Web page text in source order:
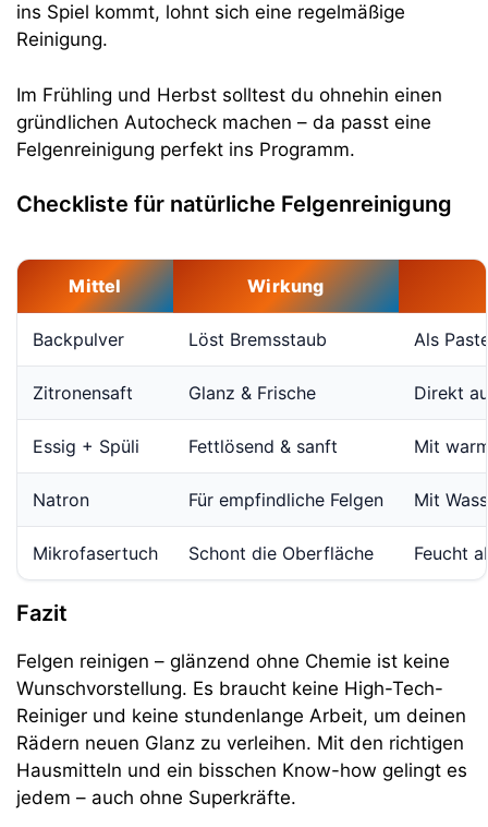
ins Spiel kommt, lohnt sich eine regelmäßige
Reinigung.
Im Frühling und Herbst solltest du ohnehin einen
gründlichen Autocheck machen – da passt eine
Felgenreinigung perfekt ins Programm.
Checkliste für natürliche Felgenreinigung
Mittel Wirkung
Backpulver Löst Bremsstaub Als
Zitronensaft Glanz & Frische Direkt
Essig + Spüli Fettlösend & sanft Mit
Natron Für empfindliche Felgen Mit
Mikrofasertuch Schont die Oberfläche Feucht
Fazit
Felgen reinigen – glänzend ohne Chemie ist keine
Wunschvorstellung. Es braucht keine High-Tech-
Reiniger und keine stundenlange Arbeit, um deinen
Rädern neuen Glanz zu verleihen. Mit den richtigen
Hausmitteln und ein bisschen Know-how gelingt es
jedem – auch ohne Superkräfte.